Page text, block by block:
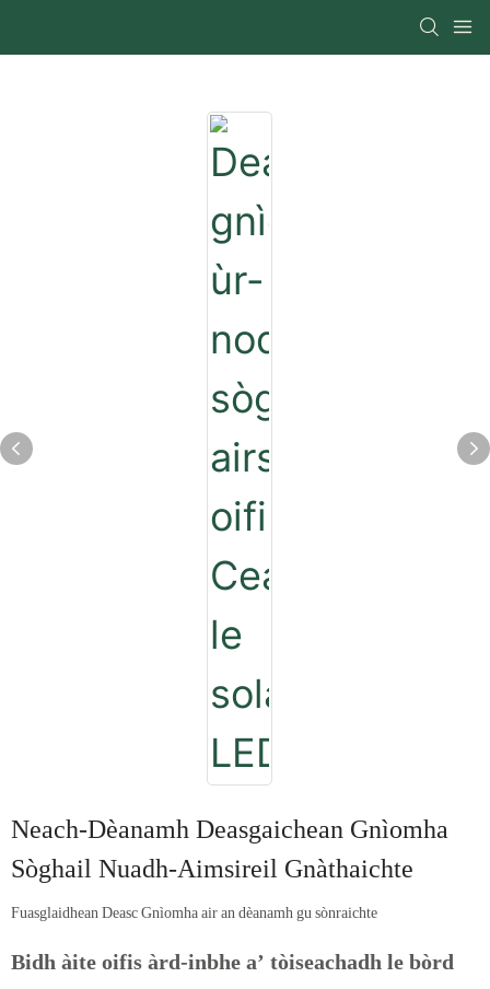
Neach-Dèanamh Deasgaichean Gnìomha
Sòghail Nuadh-Aimsireil Gnàthaichte
Fuasglaidhean Deasc Gnìomha air an dèanamh gu sònraichte
Bidh àite oifis àrd-inbhe a’ tòiseachadh le bòrd